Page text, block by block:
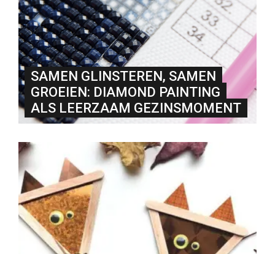
SAMEN GLINSTEREN, SAMEN
GROEIEN: DIAMOND PAINTING
ALS LEERZAAM GEZINSMOMENT